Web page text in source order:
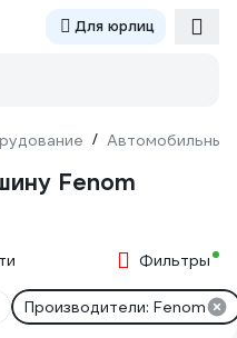
Для юрлиц
/ Автомобильные
Fenom
Фильтры
Производители: Fenom